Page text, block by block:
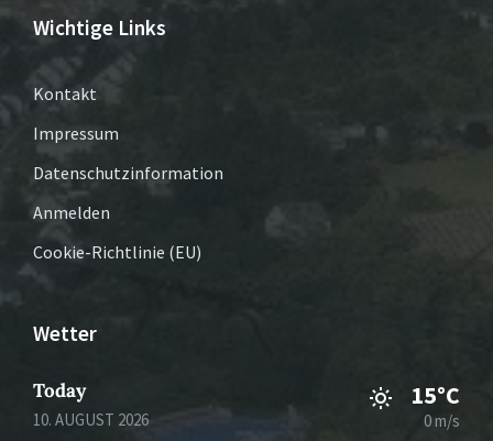
Wichtige Links
Kontakt
Impressum
Datenschutzinformation
Anmelden
Cookie-Richtlinie (EU)
Wetter
Today
10. AUGUST 2026
15°C
0 m/s